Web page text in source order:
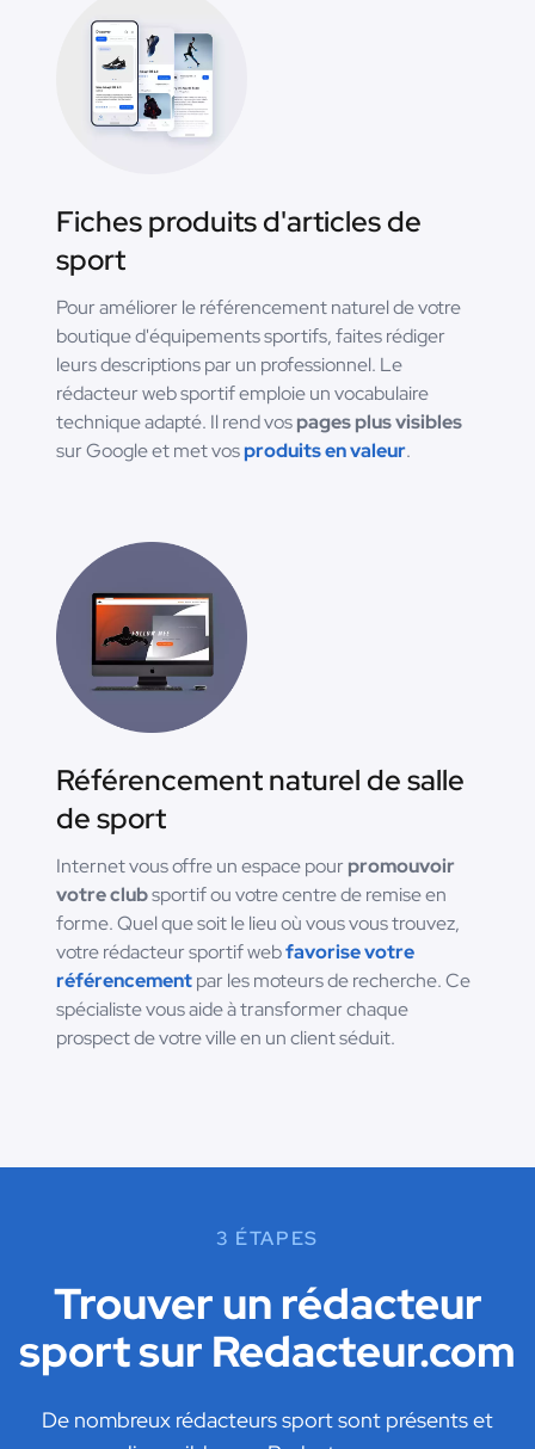
Fiches produits d'articles de
sport
Pour améliorer le référencement naturel de votre
boutique d'équipements sportifs, faites rédiger
leurs descriptions par un professionnel. Le
rédacteur web sportif emploie un vocabulaire
technique adapté. Il rend vospages plus visibles
sur Google et met vosproduits en valeur.
Référencement naturel de salle
de sport
Internet vous offre un espace pourpromouvoir
votre clubsportif ou votre centre de remise en
forme. Quel que soit le lieu où vous vous trouvez,
votre rédacteur sportif webfavorise votre
référencementpar les moteurs de recherche. Ce
spécialiste vous aide à transformer chaque
prospect de votre ville en un client séduit.
3 ÉTAPES
Trouver un rédacteur
sport sur Redacteur.com
De nombreux rédacteurs sport sont présents et